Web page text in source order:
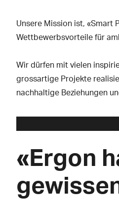
Unsere Mission ist, «Smart
Wettbewerbsvorteile für
Wir dürfen mit vielen
grossartige Projekte
nachhaltige Beziehungen
«Ergon